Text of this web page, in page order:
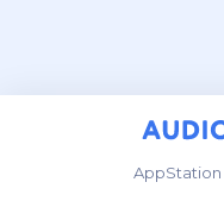
AppStation